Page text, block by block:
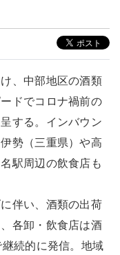
、中部地区の酒類
ドでコロナ禍前の
する。インバウン
勢（三重県）や高
駅周辺の飲食店も
伴い、酒類の出荷
各卸・飲食店は酒
続的に発信。地域